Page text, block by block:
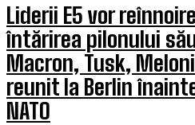
Liderii E5 vor
întărirea pilonului
Macron, Tusk,
reunit la Berlin
NATO